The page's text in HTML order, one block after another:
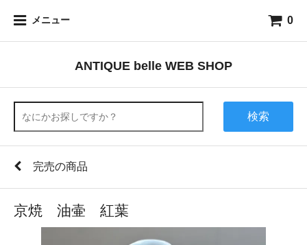
メニュー 0
ANTIQUE belle WEB SHOP
検索
完売の商品
京焼 油壷 紅葉